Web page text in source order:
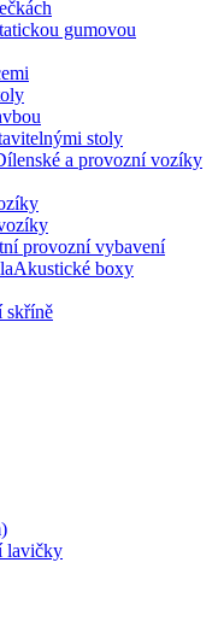
gumovou
stoly
a provozní vozíky
provozní vybavení
Akustické boxy
skříně
lavičky